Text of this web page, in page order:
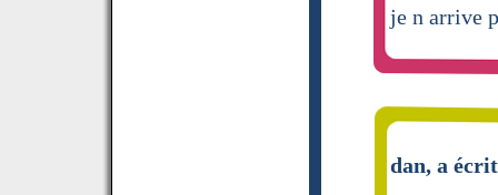
je n arrive
dan, a